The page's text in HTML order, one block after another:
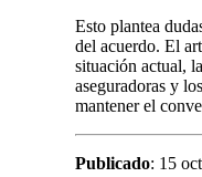
Esto plantea
del acuerdo. El
situación actual,
aseguradoras y
mantener el
Publicado: 15